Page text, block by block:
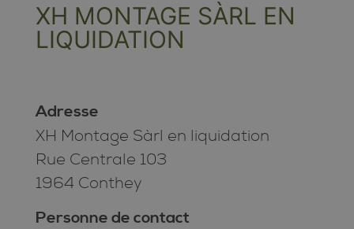
XH MONTAGE SÀRL EN
LIQUIDATION
Adresse
XH Montage Sàrl en liquidation
Rue Centrale 103
1964 Conthey
Personne de contact